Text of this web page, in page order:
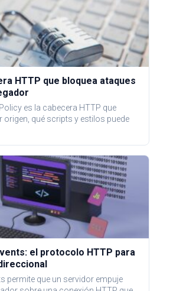
HTTP que bloquea ataques
es la cabecera HTTP que
origen, qué scripts y estilos puede
el protocolo HTTP para
permite que un servidor empuje